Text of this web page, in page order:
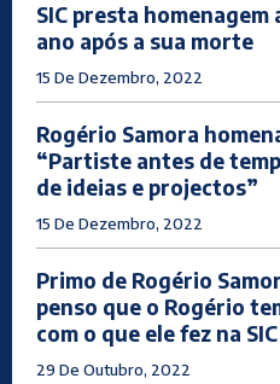
SIC presta homenagem
ano após a sua morte
15 De Dezembro, 2022
Rogério Samora
“Partiste antes de
de ideias e projectos”
15 De Dezembro, 2022
Primo de Rogério
penso que o Rogério
com o que ele fez na
29 De Outubro, 2022